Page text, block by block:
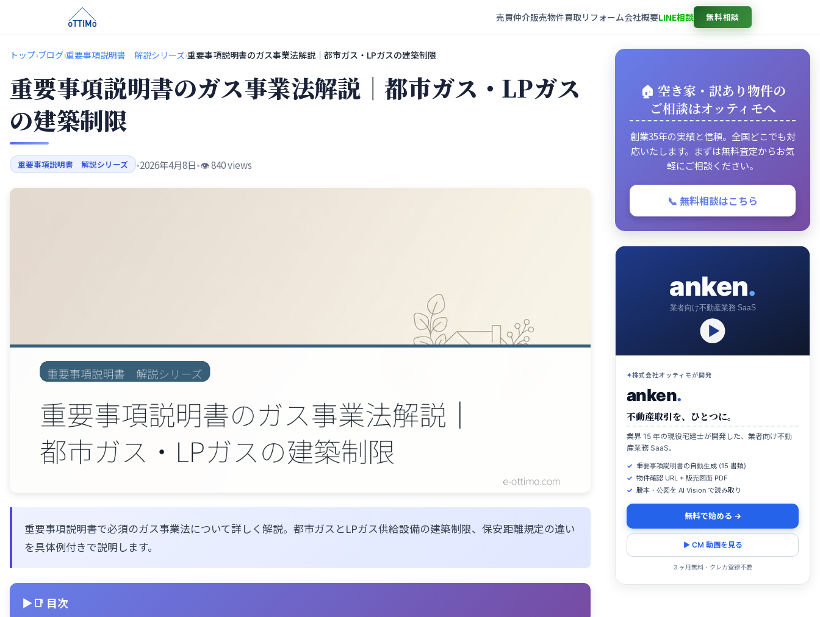
売買仲介販売物件買取リフォーム会社概要LINE相談 無料相談
トップ›ブログ›重要事項説明書 解説シリーズ›重要事項説明書のガス事業法解説｜都市ガス・LPガスの建築制限
重要事項説明書のガス事業法解説｜都市ガス・LPガス
の建築制限
重要事項説明書 解説シリーズ •2026年4月8日•👁️ 840 views
重要事項説明書で必須のガス事業法について詳しく解説。都市ガスとLPガス供給設備の建築制限、保安距離規定の違い
を具体例付きで説明します。
📑 目次
🏠 空き家・訳あり物件の
ご相談はオッティモへ
創業35年の実績と信頼。全国どこでも対
応いたします。まずは無料査定からお気
軽にご相談ください。
📞 無料相談はこちら
anken.
業者向け不動産業務 SaaS
株式会社オッティモが開発
anken.
不動産取引を、ひとつに。
業界 15 年の現役宅建士が開発した、業者向け不動
産業務 SaaS。
重要事項説明書の自動生成 (15 書類)
物件確認 URL + 販売図面 PDF
謄本・公図を AI Vision で読み取り
無料で始める →
▶ CM 動画を見る
3 ヶ月無料・クレカ登録不要